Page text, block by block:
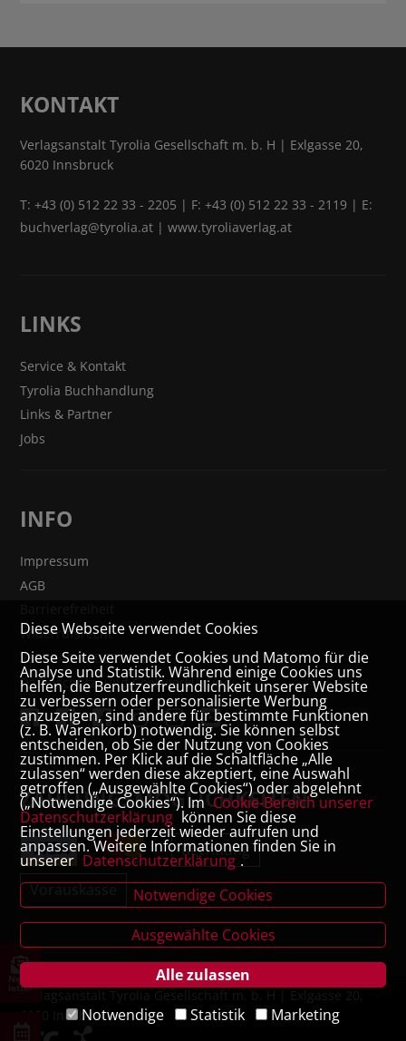
letter
KONTAKT
Verlagsanstalt Tyrolia Gesellschaft m. b. H | Exlgasse 20,
6020 Innsbruck
T:+43 (0) 512 22 33 - 2205 | F: +43 (0) 512 22 33 - 2119 | E:
buchverlag@tyrolia.at |www.tyroliaverlag.at
LINKS
Service & Kontakt
Tyrolia Buchhandlung
Links & Partner
Jobs
INFO
Impressum
AGB
Widerrufsrecht
VERTRAG WIDERRUFEN
Datenschutz- und Cookieerklärung
ZAHLUNGSMÖGLICHKEITEN
Rechnung
Vorauskasse
6020 Innsbruck
Diese Webseite verwendet Cookies
Diese Seite verwendet Cookies und Matomo für die
Analyse und Statistik. Während einige Cookies uns
helfen, die Benutzerfreundlichkeit unserer Website
zu verbessern oder personalisierte Werbung
anzuzeigen, sind andere für bestimmte Funktionen
(z. B. Warenkorb) notwendig. Sie können selbst
entscheiden, ob Sie der Nutzung von Cookies
zustimmen. Per Klick auf die Schaltfläche „Alle
zulassen“ werden diese akzeptiert, eine Auswahl
getroffen („Ausgewählte Cookies“) oder abgelehnt
(„Notwendige Cookies“). Im Cookie-Bereich unserer
Datenschutzerklärung können Sie diese
Einstellungen jederzeit wieder aufrufen und
anpassen. Weitere Informationen finden Sie in
unserer Datenschutzerklärung .
Notwendige Cookies
Ausgewählte Cookies
Alle zulassen
Notwendige
Statistik Marketing